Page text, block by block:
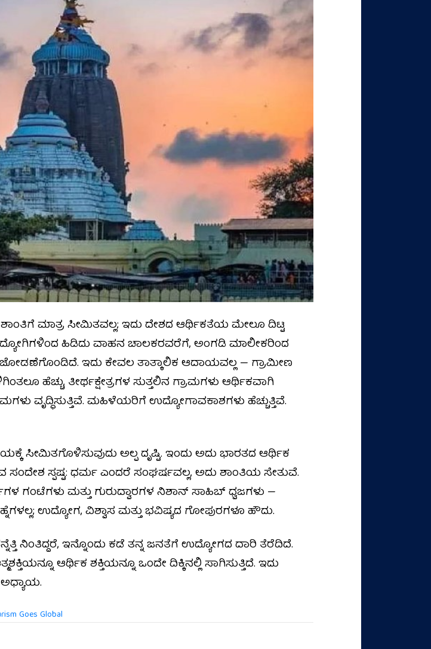
ಮಾತ್ರ ಸೀಮಿತವಲ್ಲ; ಇದು ದೇಶದ ಆರ್ಥಿಕತೆಯ ಮೇಲೂ ದಿಟ್ಟ
ಹಿಡಿದು ವಾಹನ ಚಾಲಕರವರೆಗೆ, ಅಂಗಡಿ ಮಾಲೀಕರಿಂದ
ಇದು ಕೇವಲ ತಾತ್ಕಾಲಿಕ ಆದಾಯವಲ್ಲ — ಗ್ರಾಮೀಣ
ಹೆಚ್ಚು, ತೀರ್ಥಕ್ಷೇತ್ರಗಳ ಸುತ್ತಲಿನ ಗ್ರಾಮಗಳು ಆರ್ಥಿಕವಾಗಿ
ವೃದ್ಧಿಸುತ್ತಿವೆ. ಮಹಿಳೆಯರಿಗೆ ಉದ್ಯೋಗಾವಕಾಶಗಳು ಹೆಚ್ಚುತ್ತಿವೆ.
ಸೀಮಿತಗೊಳಿಸುವುದು ಅಲ್ಪ ದೃಷ್ಟಿ. ಇಂದು ಅದು ಭಾರತದ ಆರ್ಥಿಕ
ಸಂದೇಶ ಸ್ಪಷ್ಟ: ಧರ್ಮ ಎಂದರೆ ಸಂಘರ್ಷವಲ್ಲ, ಅದು ಶಾಂತಿಯ ಸೇತುವೆ.
ಮತ್ತು ಗುರುದ್ವಾರಗಳ ನಿಶಾನ್ ಸಾಹಿಬ್ ಧ್ವಜಗಳು —
ಉದ್ಯೋಗ, ವಿಶ್ವಾಸ ಮತ್ತು ಭವಿಷ್ಯದ ಗೋಪುರಗಳೂ ಹೌದು.
ನಿಂತಿದ್ದರೆ, ಇನ್ನೊಂದು ಕಡೆ ತನ್ನ ಜನತೆಗೆ ಉದ್ಯೋಗದ ದಾರಿ ತೆರೆದಿದೆ.
ಆರ್ಥಿಕ ಶಕ್ತಿಯನ್ನೂ ಒಂದೇ ದಿಕ್ಕಿನಲ್ಲಿ ಸಾಗಿಸುತ್ತಿದೆ. ಇದು
Goes Global